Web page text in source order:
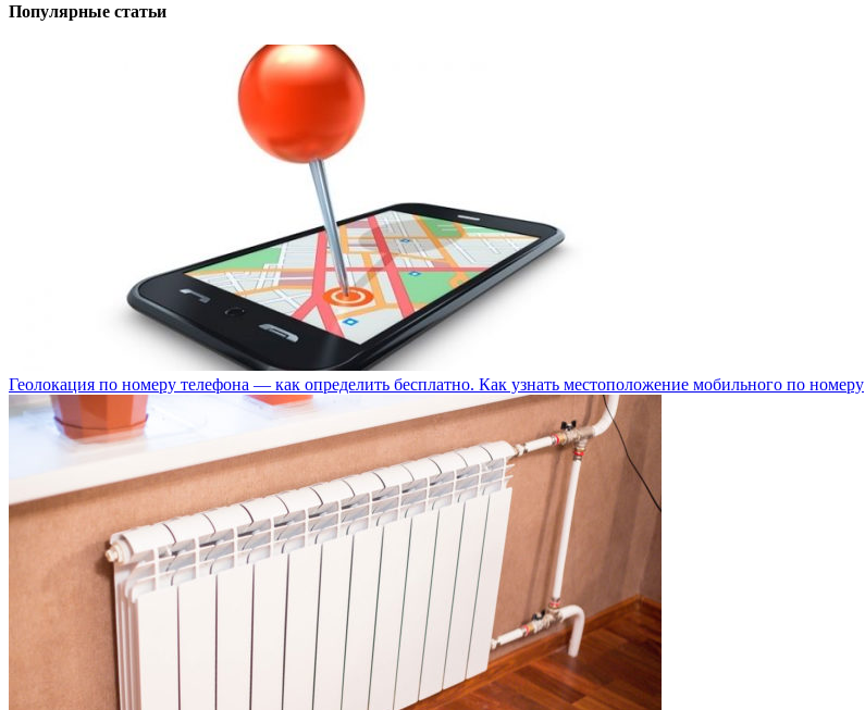
Популярные статьи
Геолокация по номеру телефона — как определить бесплатно. Как узнать местоположение мобильного по номеру